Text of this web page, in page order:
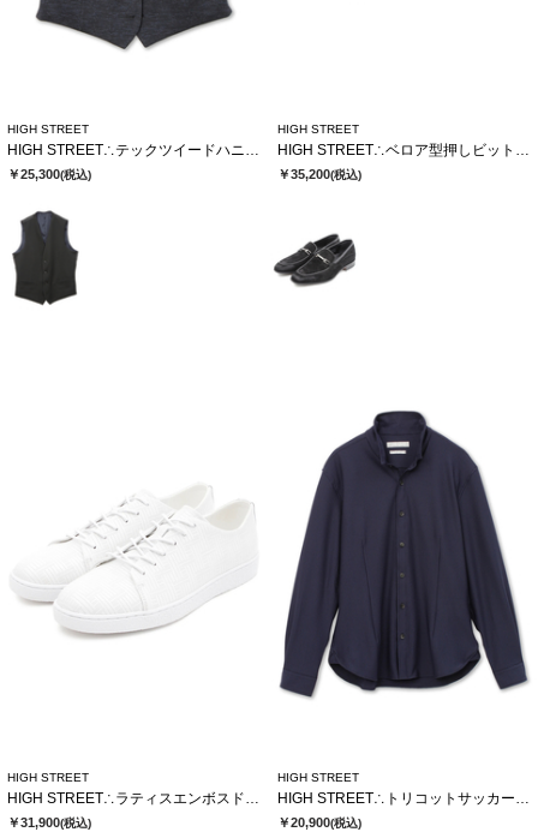
HIGH STREET
￥25,300(税込)
HIGH STREET
￥35,200(税込)
HIGH STREET
HIGH STREET∴ラティスエンボスドレススニーカー
￥31,900(税込)
HIGH STREET
HIGH STREET∴トリコットサッカーショートウイングシャツ
￥20,900(税込)